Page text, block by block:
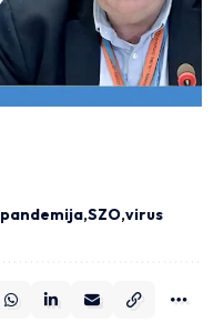
pandemija SZO virus